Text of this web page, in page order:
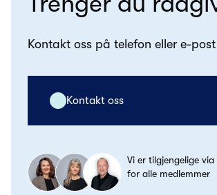
Kontakt oss på telefon eller e-post
Kontakt oss
Vi er tilgjengelige
for alle medlemmer